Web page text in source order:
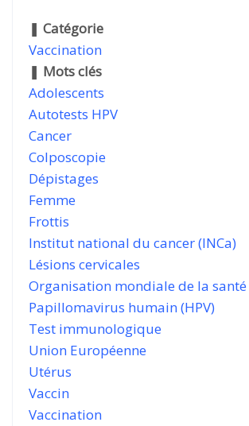
❚ Catégorie
Vaccination
❚ Mots clés
Adolescents
Autotests HPV
Cancer
Colposcopie
Dépistages
Femme
Frottis
Institut national du cancer (INCa)
Lésions cervicales
Organisation mondiale de la santé
Papillomavirus humain (HPV)
Test immunologique
Union Européenne
Utérus
Vaccin
Vaccination